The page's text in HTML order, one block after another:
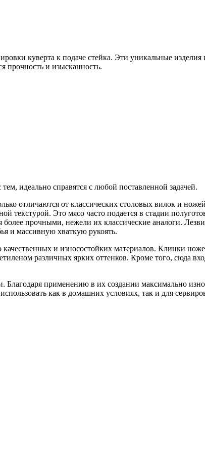
куверта к подаче стейка. Эти уникальные
прочность и изысканность.
идеально справятся с любой поставленной задачей.
отличаются от классических столовых вилок и
текстурой. Это мясо часто подается в стадии
прочными, нежели их классические аналоги.
и массивную хваткую рукоять.
и износостойких материалов. Клинки
различных ярких оттенков. Кроме того, сюда
применению в их создании максимально
как в домашних условиях, так и для